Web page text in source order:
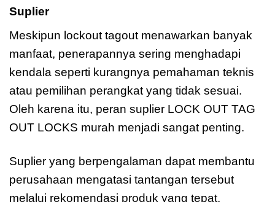
Suplier
Meskipun lockout tagout menawarkan banyak
manfaat, penerapannya sering menghadapi
kendala seperti kurangnya pemahaman teknis
atau pemilihan perangkat yang tidak sesuai.
Oleh karena itu, peran suplier LOCK OUT TAG
OUT LOCKS murah menjadi sangat penting.
Suplier yang berpengalaman dapat membantu
perusahaan mengatasi tantangan tersebut
melalui rekomendasi produk yang tepat,